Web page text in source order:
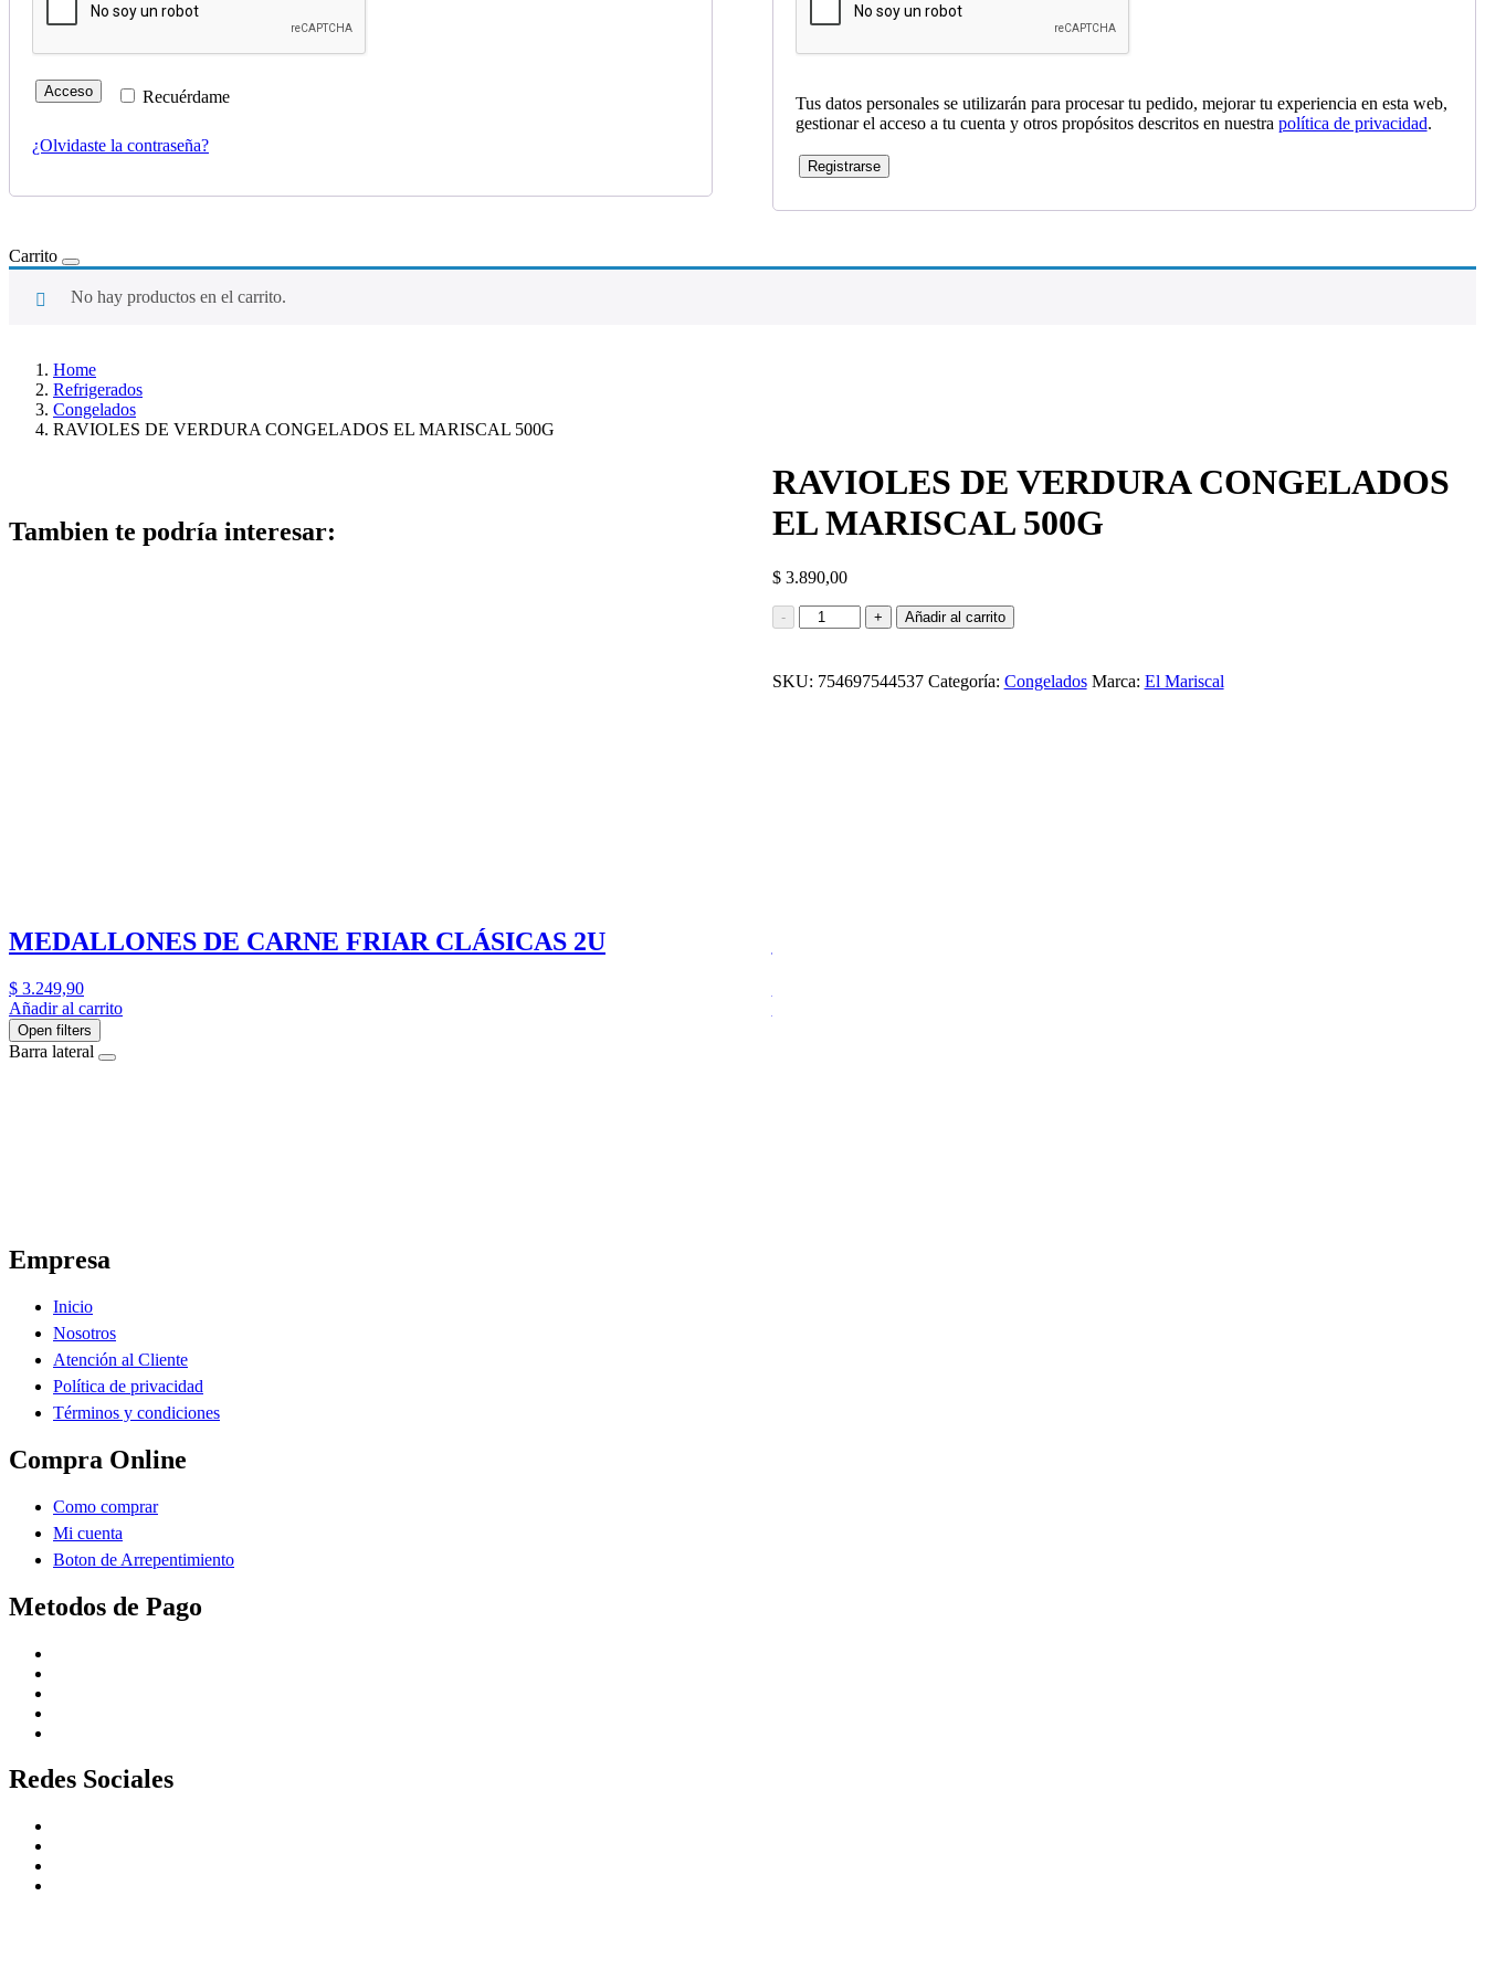
Recuérdame
Acceso
¿Olvidaste la contraseña?
Tus datos personales se utilizarán para procesar tu pedido, mejorar tu experiencia en esta web,
gestionar el acceso a tu cuenta y otros propósitos descritos en nuestra política de privacidad.
Registrarse
Carrito
No hay productos en el carrito.
Home
Refrigerados
Congelados
RAVIOLES DE VERDURA CONGELADOS EL MARISCAL 500G
RAVIOLES DE VERDURA CONGELADOS
EL MARISCAL 500G
$3.890,00
-
RAVIOLES
DE
CONGELADOS
EL
+ Añadir al carrito
SKU: 754697544537 Categoría: Congelados Marca: El Mariscal
Tambien te podría interesar:
MEDALLONES DE CARNE FRIAR CLÁSICAS 2U
$ 3.249,90
Añadir al carrito
Open filters
Barra lateral
Empresa
Inicio
Nosotros
Atención al Cliente
Política de privacidad
Términos y condiciones
Compra Online
Como comprar
Mi cuenta
Boton de Arrepentimiento
Metodos de Pago
Redes Sociales